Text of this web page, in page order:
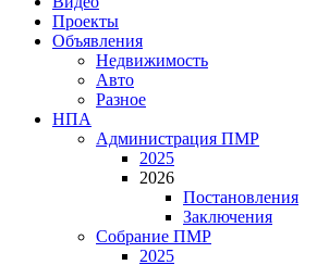
Проекты
Объявления
Недвижимость
Авто
Разное
НПА
Администрация ПМР
2025
2026
Постановления
Заключения
Собрание ПМР
2025